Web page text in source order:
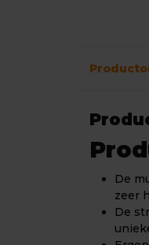
De
zeer
De